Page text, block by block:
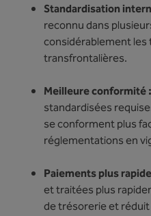
Standardisation
reconnu dans
considérablement les
transfrontalières.
Meilleure conformité :
standardisées
se conforment plus
réglementations en
Paiements plus
et traitées plus
de trésorerie et